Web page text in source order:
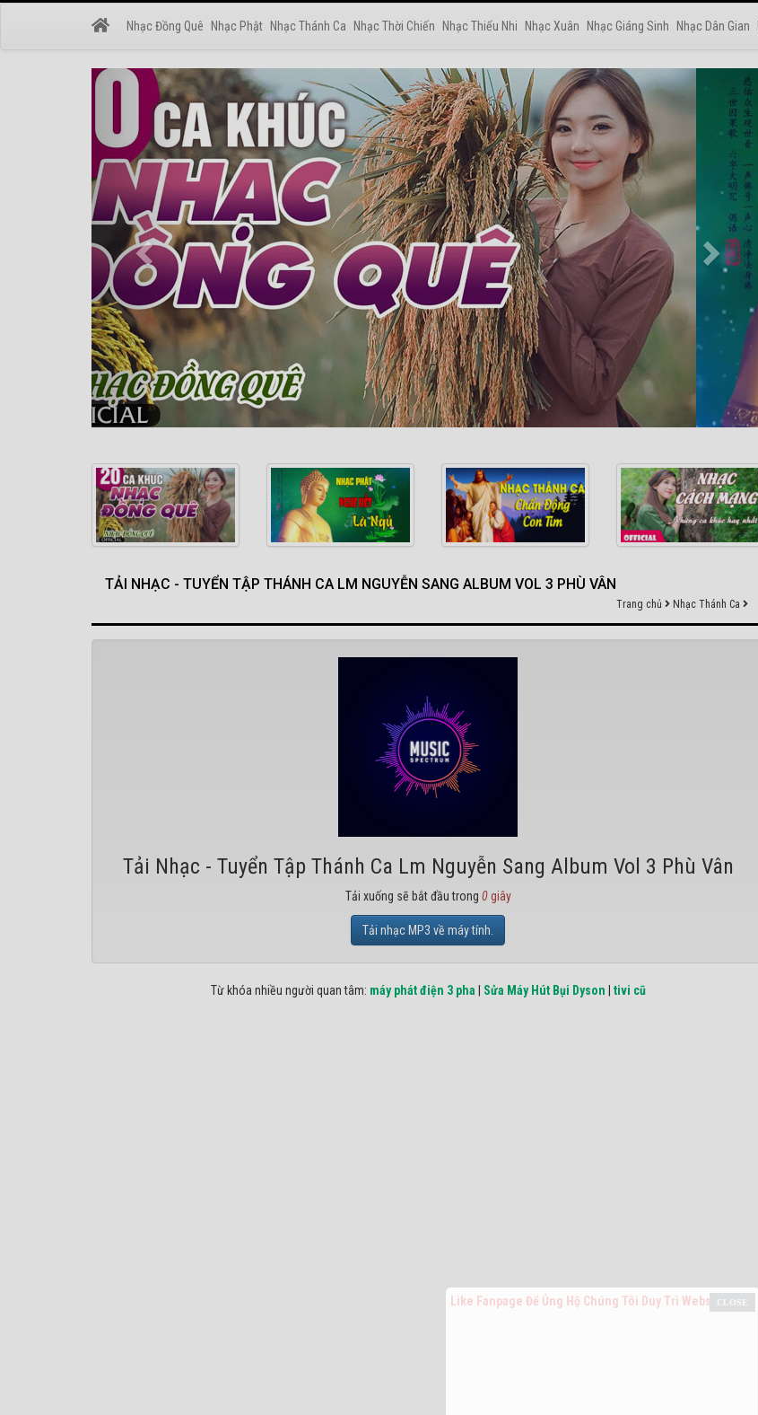
Nhạc Đồng Quê Nhạc Phật Nhạc Thánh Ca Nhạc Thời Chiến Nhạc Thiếu Nhi Nhạc Xuân Nhạc Giáng Sinh Nhạc Dân Gian
TẢI NHẠC - TUYỂN TẬP THÁNH CA LM NGUYỄN SANG ALBUM VOL 3 PHÙ VÂN
Trang chủ Nhạc Thánh Ca
Tải Nhạc - Tuyển Tập Thánh Ca Lm Nguyễn Sang Album Vol 3 Phù Vân
Tải xuống sẽ bắt đầu trong 0giây
Tải nhạc MP3 về máy tính.
Từ khóa nhiều người quan tâm: máy phát điện 3 pha Sửa Máy Hút Bụi Dyson tivi cũ
Like Fanpage Để Ủng Hộ Chúng Tôi Duy Trì Website